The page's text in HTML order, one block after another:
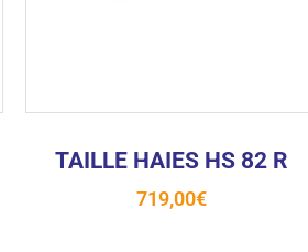
TAILLE HAIES HS 82 R
719,00€